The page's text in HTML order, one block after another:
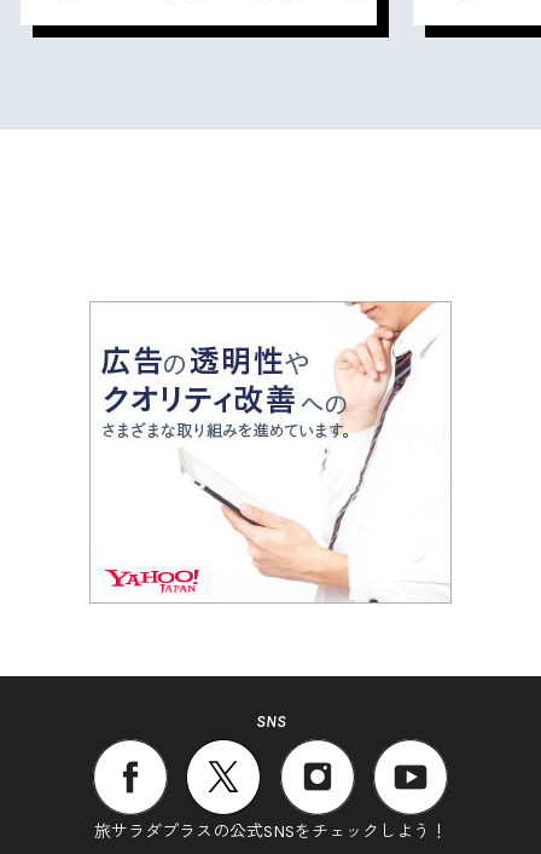
SNS
旅サラダプラスの公式SNSをチェックしよう！